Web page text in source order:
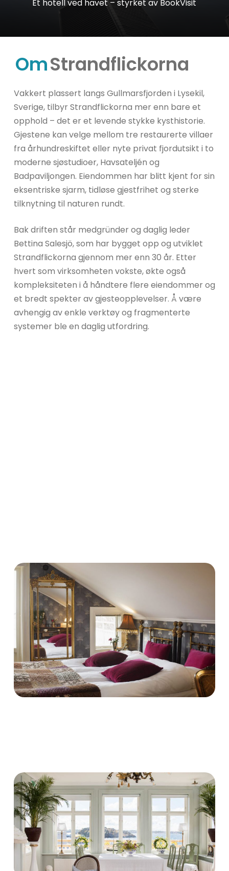
Et hotellved havet – styrket av BookVisit
OmStrandflickorna
Vakkert plassert langs Gullmarsfjorden i Lysekil,
Sverige, tilbyr Strandflickorna mer enn bare et
opphold – det er et levende stykke kysthistorie.
Gjestene kan velge mellom tre restaurerte villaer
fra århundreskiftet eller nyte privat fjordutsikt i to
moderne sjøstudioer, Havsateljén og
Badpaviljongen. Eiendommen har blitt kjent for sin
eksentriske sjarm, tidløse gjestfrihet og sterke
tilknytning til naturen rundt.
Bak driften står medgründer og daglig leder
Bettina Salesjö, som har bygget opp og utviklet
Strandflickorna gjennom mer enn 30 år. Etter
hvert som virksomheten vokste, økte også
kompleksiteten i å håndtere flere eiendommer og
et bredt spekter av gjesteopplevelser. Å være
avhengig av enkle verktøy og fragmenterte
systemer ble en daglig utfordring.